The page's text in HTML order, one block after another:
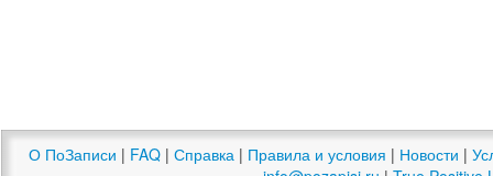
О ПоЗаписи | FAQ | Справка | Правила и условия | Новости |